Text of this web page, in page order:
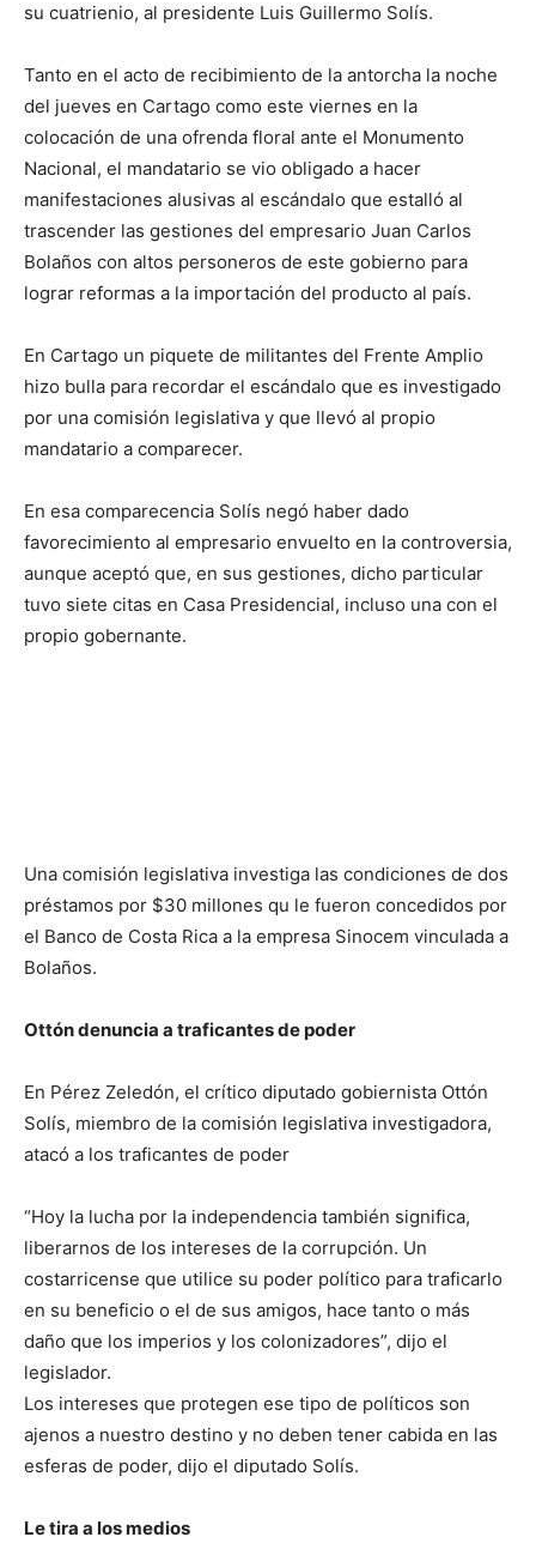
su cuatrienio, al presidente Luis Guillermo Solís.
Tanto en el acto de recibimiento de la antorcha la noche
del jueves en Cartago como este viernes en la
colocación de una ofrenda floral ante el Monumento
Nacional, el mandatario se vio obligado a hacer
manifestaciones alusivas al escándalo que estalló al
trascender las gestiones del empresario Juan Carlos
Bolaños con altos personeros de este gobierno para
lograr reformas a la importación del producto al país.
En Cartago un piquete de militantes del Frente Amplio
hizo bulla para recordar el escándalo que es investigado
por una comisión legislativa y que llevó al propio
mandatario a comparecer.
En esa comparecencia Solís negó haber dado
favorecimiento al empresario envuelto en la controversia,
aunque aceptó que, en sus gestiones, dicho particular
tuvo siete citas en Casa Presidencial, incluso una con el
propio gobernante.
Una comisión legislativa investiga las condiciones de dos
préstamos por $30 millones qu le fueron concedidos por
el Banco de Costa Rica a la empresa Sinocem vinculada a
Bolaños.
Ottón denuncia a traficantes de poder
En Pérez Zeledón, el crítico diputado gobiernista Ottón
Solís, miembro de la comisión legislativa investigadora,
atacó a los traficantes de poder
“Hoy la lucha por la independencia también significa,
liberarnos de los intereses de la corrupción. Un
costarricense que utilice su poder político para traficarlo
en su beneficio o el de sus amigos, hace tanto o más
daño que los imperios y los colonizadores”, dijo el
legislador.
Los intereses que protegen ese tipo de políticos son
ajenos a nuestro destino y no deben tener cabida en las
esferas de poder, dijo el diputado Solís.
Le tira a los medios